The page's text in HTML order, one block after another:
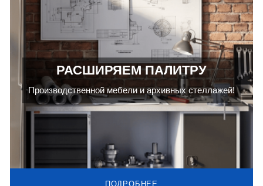
РАСШИРЯЕМ ПАЛИТРУ
Производственной мебели и архивных стеллажей!
ПОДРОБНЕЕ